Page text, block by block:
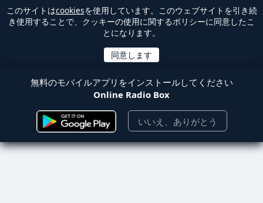
このサイトはcookiesを使用しています。このウェブサイトを引き続
き使用することで、クッキーの使用に関するポリシーに同意したこ
とになります。
無料のモバイルアプリをインストールしてください
Online Radio Box
いいえ、ありがとう